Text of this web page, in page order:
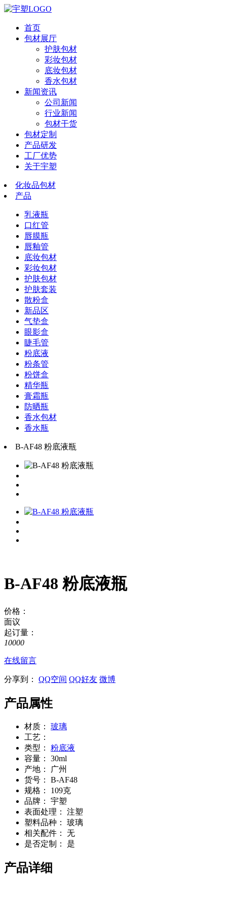
首页
包材展厅
护肤包材
彩妆包材
底妆包材
香水包材
新闻资讯
公司新闻
行业新闻
包材干货
包材定制
产品研发
工厂优势
关于宇塑
化妆品包材
产品
乳液瓶
口红管
唇膜瓶
唇釉管
底妆包材
彩妆包材
护肤包材
护肤套装
散粉盒
新品区
气垫盒
眼影盒
睫毛管
粉底液
粉条管
粉饼盒
精华瓶
膏霜瓶
防晒瓶
香水包材
香水瓶
B-AF48 粉底液瓶
B-AF48 粉底液瓶
价格：
面议
起订量：
10000
在线留言
分享到： QQ空间 QQ好友 微博
产品属性
材质：
玻璃
工艺：
类型：
粉底液
容量：
30ml
产地：
广州
货号：
B-AF48
规格：
109克
品牌：
宇塑
表面处理：
注塑
塑料品种：
玻璃
相关配件：
无
是否定制：
是
产品详细